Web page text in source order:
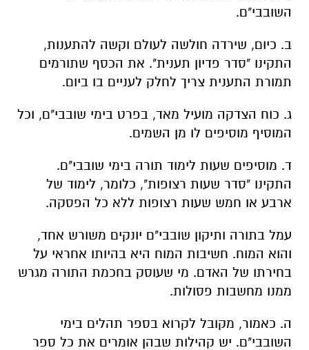
השובבי"ם.
ב. כיום, שירדה חולשה לעולם וקשה להתענות,
התקינו "סדר פדיון תענית". את הכסף שתורמים
תמורת התענית צריך לחלק לעניים בו ביום.
ג. כוח הצדקה מועיל מאד, בפרט בימי שובבי"ם, וכל
המוסיף מוסיפים לו מן השמים.
ד. מוסיפים שעות לימוד תורה בימי שובבי"ם.
התקינו "סדר שעות רצופות", כלומר, לימוד של
ארבע או חמש שעות רצופות ללא כל הפסקה.
עמל בתורה ותיקון שובבי"ם יונקים משורש אחד,
והוא המוח. חשיבות המוח היא בהיותו אחראי על
בחירתו של האדם. מי שעוסק בחכמת התורה מגרש
ממנו מחשבות פסולות.
ה. כאמור, מקובל לקרוא בספר תהלים בימי
השובבי"ם. יש קהילות שבהן אומרים את כל ספר